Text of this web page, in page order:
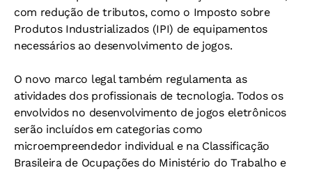
com redução de tributos, como o Imposto sobre
Produtos Industrializados (IPI) de equipamentos
necessários ao desenvolvimento de jogos.
O novo marco legal também regulamenta as
atividades dos profissionais de tecnologia. Todos os
envolvidos no desenvolvimento de jogos eletrônicos
serão incluídos em categorias como
microempreendedor individual e na Classificação
Brasileira de Ocupações do Ministério do Trabalho e